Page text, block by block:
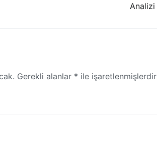
Analizi
Gerekli alanlar * ile işaretlenmişlerdir